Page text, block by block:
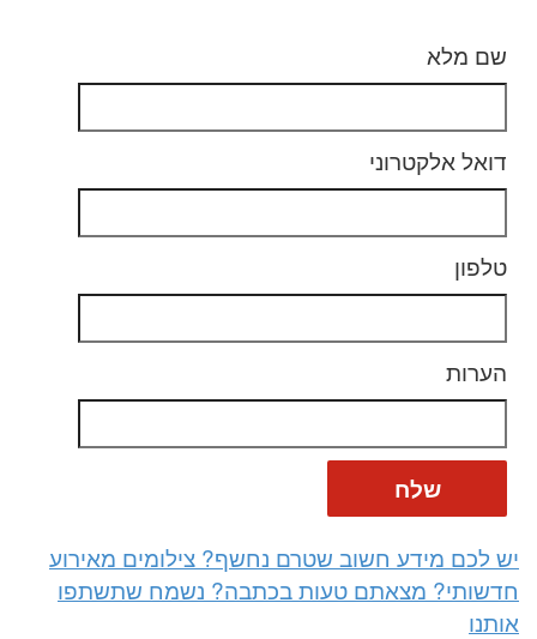
שם מלא
דואל אלקטרוני
טלפון
הערות
שלח
יש לכם מידע חשוב שטרם נחשף? צילומים מאירוע
חדשותי? מצאתם טעות בכתבה? נשמח שתשתפו
אותנו